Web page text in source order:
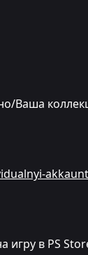
Ваша
в PS